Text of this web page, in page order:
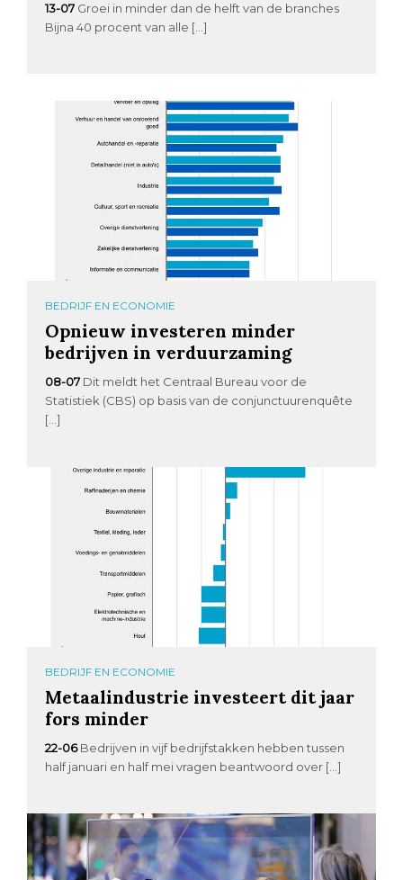
13-07 Groei in minder dan de helft van de branches
Bijna 40 procent van alle […]
BEDRIJF EN ECONOMIE
Opnieuw investeren minder
bedrijven in verduurzaming
08-07 Dit meldt het Centraal Bureau voor de
Statistiek (CBS) op basis van de conjunctuurenquête
[…]
BEDRIJF EN ECONOMIE
Metaalindustrie investeert dit jaar
fors minder
22-06 Bedrijven in vijf bedrijfstakken hebben tussen
half januari en half mei vragen beantwoord over […]